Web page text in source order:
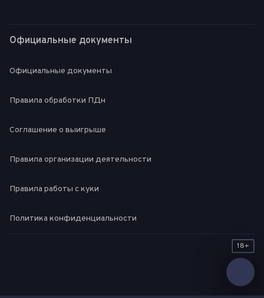
Официальные документы
Официальные документы
Правила обработки ПДн
Соглашение о выигрыше
Правила организации деятельности
Правила работы с куки
Политика конфиденциальности
18+